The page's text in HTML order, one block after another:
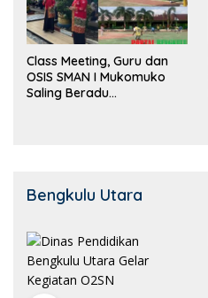
Class Meeting, Guru dan
OSIS SMAN I Mukomuko
Saling Beradu
Bengkulu Utara